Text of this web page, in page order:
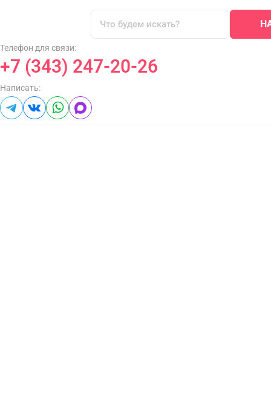
Телефон для связи:
+7 (343) 247-20-26
Написать: